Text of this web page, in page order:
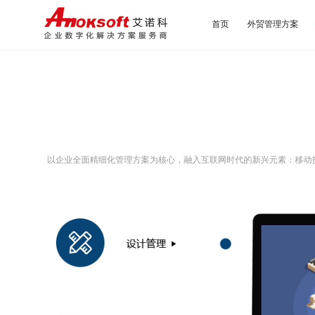
首页 外贸管理方案
以企业全面精细化管理方案为核心，融入互联网时代的新兴元素：移